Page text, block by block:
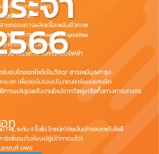
ก